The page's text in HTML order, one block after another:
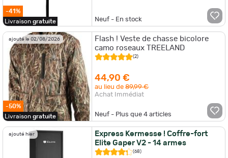
-41%
Livraison gratuite Neuf - En stock
ajouté le 02/08/2026
-50%
Livraison gratuite
Flash ! Veste de chasse bicolore
camo roseaux TREELAND
(2)
44,90 €
au lieu de89,99 €
Achat Immédiat
Neuf - Plus que4 articles
ajouté hier
Express Kermesse ! Coffre-fort
Elite Gaper V2 - 14 armes
(68)